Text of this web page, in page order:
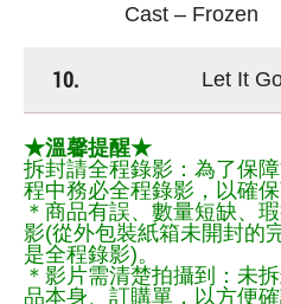
Cast – Frozen
10. Let It Go -
★溫馨提醒★
拆封請全程錄影：為了保
程中務必全程錄影，以確保
＊商品有誤、數量短缺、
影(從外包裝紙箱未開封的
是全程錄影)。
＊影片需清楚拍攝到：未
品本身、訂購單，以方便確